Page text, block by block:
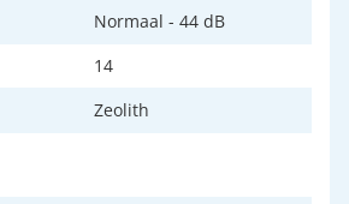
Normaal - 44 dB
14
Zeolith